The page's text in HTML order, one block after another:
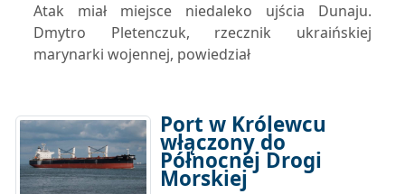
Atak miał miejsce niedaleko ujścia Dunaju.
Dmytro Pletenczuk, rzecznik ukraińskiej
marynarki wojennej, powiedział
Port w Królewcu
włączony do
Północnej Drogi
Morskiej